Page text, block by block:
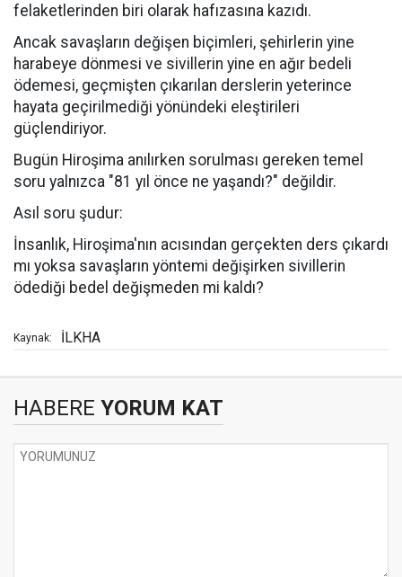
felaketlerinden biri olarak hafızasına kazıdı.
Ancak savaşların değişen biçimleri, şehirlerin yine
harabeye dönmesi ve sivillerin yine en ağır bedeli
ödemesi, geçmişten çıkarılan derslerin yeterince
hayata geçirilmediği yönündeki eleştirileri
güçlendiriyor.
Bugün Hiroşima anılırken sorulması gereken temel
soru yalnızca "81 yıl önce ne yaşandı?" değildir.
Asıl soru şudur:
İnsanlık, Hiroşima'nın acısından gerçekten ders çıkardı
mı yoksa savaşların yöntemi değişirken sivillerin
ödediği bedel değişmeden mi kaldı?
Kaynak: İLKHA
HABERE YORUM KAT